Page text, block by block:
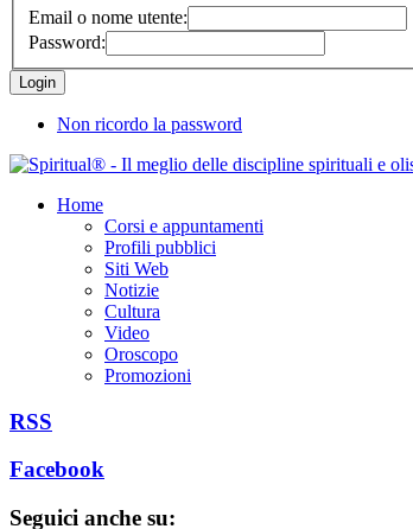
Email o nome utente:
Password:
Non ricordo la password
Home
Corsi e appuntamenti
Profili pubblici
Siti Web
Notizie
Cultura
Video
Oroscopo
Promozioni
RSS
Facebook
Seguici anche su: